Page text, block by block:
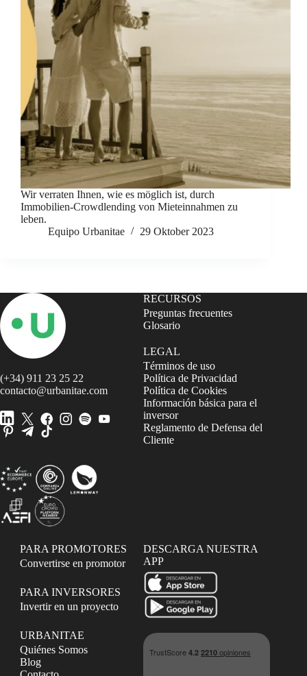
Wir verraten Ihnen, wie es möglich ist, durch
Immobilien-Crowdlending von Mieteinnahmen zu
leben.
Equipo Urbanitae
29 Oktober 2023
(+34) 911 23 25 22
contacto@urbanitae.com
RECURSOS
Preguntas frecuentes
Glosario
LEGAL
Términos de uso
Política de Privacidad
Política de Cookies
Información básica para el
inversor
Reglamento de Defensa del
Cliente
PARA PROMOTORES
Convertirse en promotor
PARA INVERSORES
Invertir en un proyecto
URBANITAE
Quiénes Somos
Blog
DESCARGA NUESTRA
APP